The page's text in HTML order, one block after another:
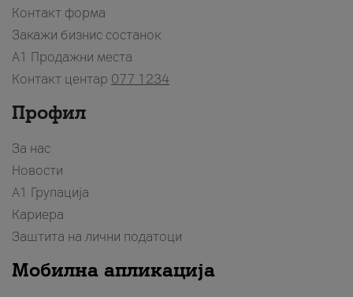
Контакт форма
Закажи бизнис состанок
A1 Продажни места
Контакт центар 077 1234
Профил
За нас
Новости
А1 Групација
Кариера
Заштита на лични податоци
Мобилна апликација